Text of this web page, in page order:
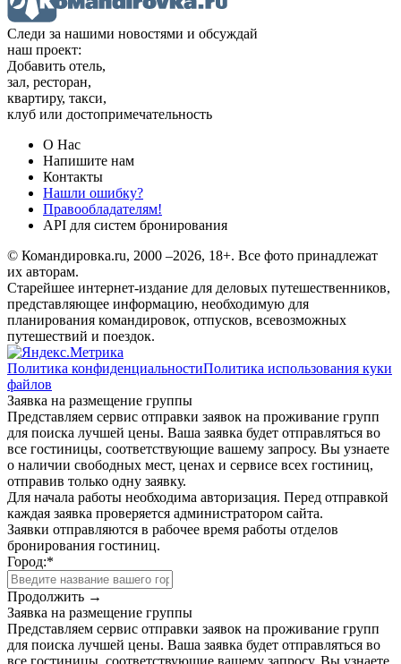
Следи за нашими новостями и обсуждай
наш проект:
Добавить отель,
зал, ресторан,
квартиру, такси,
клуб или достопримечательность
О Нас
Напишите нам
Контакты
Нашли ошибку?
Правообладателям!
API для систем бронирования
© Командировка.ru, 2000 –2026, 18+. Все фото принадлежат
их авторам.
Старейшее интернет-издание для деловых путешественников,
представляющее информацию, необходимую для
планирования командировок, отпусков, всевозможных
путешествий и поездок.
Политика конфиденциальностиПолитика использования куки
файлов
Заявка на размещение группы
Представляем сервис отправки заявок на проживание групп
для поиска лучшей цены. Ваша заявка будет отправляться во
все гостиницы, соответствующие вашему запросу. Вы узнаете
о наличии свободных мест, ценах и сервисе всех гостиниц,
отправив только одну заявку.
Для начала работы необходима авторизация. Перед отправкой
каждая заявка проверяется администратором сайта.
Заявки отправляются в рабочее время работы отделов
бронирования гостиниц.
Город:*
Продолжить →
Заявка на размещение группы
Представляем сервис отправки заявок на проживание групп
для поиска лучшей цены. Ваша заявка будет отправляться во
все гостиницы, соответствующие вашему запросу. Вы узнаете